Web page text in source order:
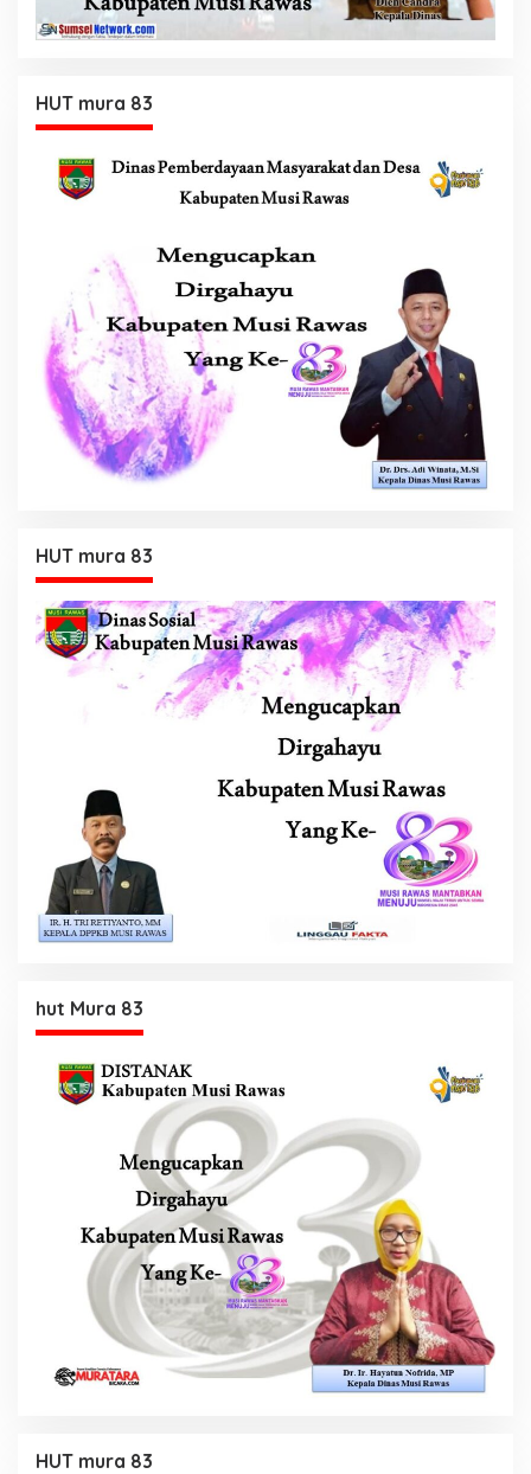
HUT mura 83
HUT mura 83
hut Mura 83
HUT mura 83